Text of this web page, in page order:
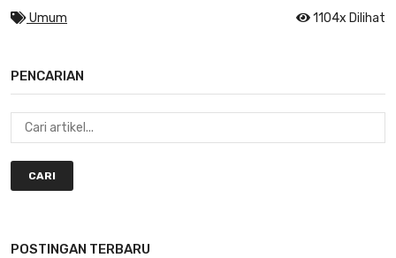
Umum 1104x Dilihat
PENCARIAN
CARI
POSTINGAN TERBARU